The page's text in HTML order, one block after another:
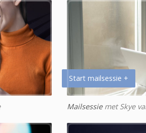
Start mailsessie +
Mailsessiemet Skye